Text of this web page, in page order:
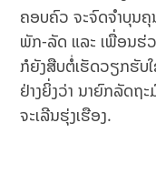
ຄອບຄົວ ຈະຈົດຈຳບຸນ
ພັກ-ລັດ ແລະ ເພື່ອນຮ່
ກໍຍັງສືບຕໍ່ເຮັດວຽກຮັບ
ຢ່າງຍິ່ງວ່າ ນາຍົກລັດຖ
ຈະເລີນຮຸ່ງເຮືອງ.